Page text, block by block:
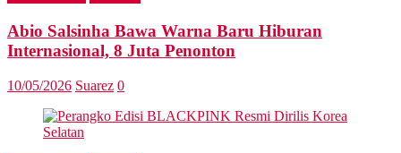
Abio Salsinha Bawa Warna Baru Hiburan
Internasional, 8 Juta Penonton
10/05/2026 Suarez 0